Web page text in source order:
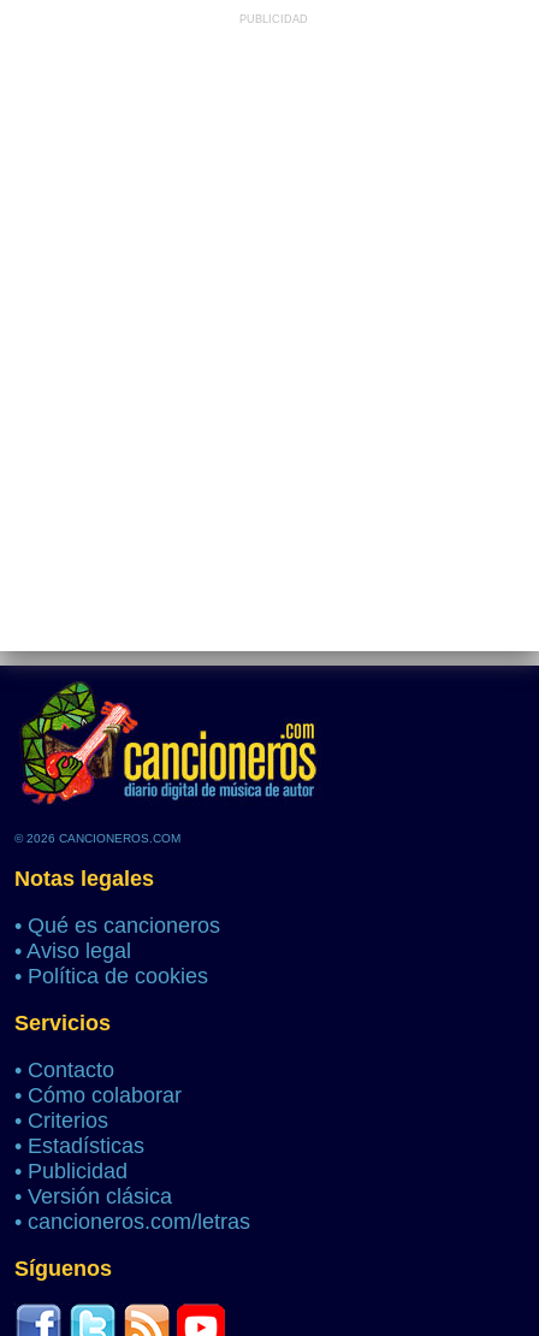
PUBLICIDAD
© 2026 CANCIONEROS.COM
Notas legales
• Qué es cancioneros
• Aviso legal
• Política de cookies
Servicios
• Contacto
• Cómo colaborar
• Criterios
• Estadísticas
• Publicidad
• Versión clásica
• cancioneros.com/letras
Síguenos